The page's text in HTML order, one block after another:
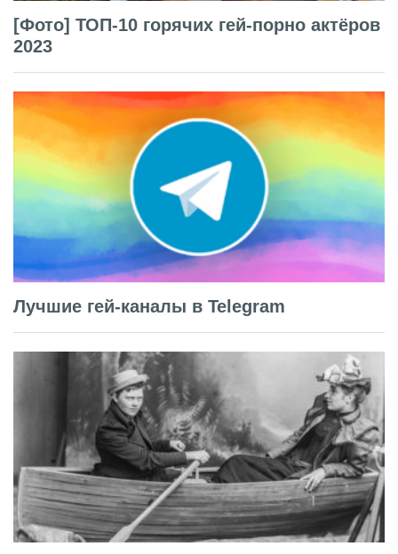
[Фото] ТОП-10 горячих гей-порно актёров
2023
Лучшие гей-каналы в Telegram